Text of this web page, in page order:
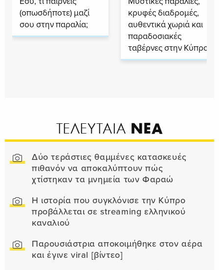
(οπωσδήποτε) μαζί
σου στην παραλία;
κρυφές διαδρομές,
αυθεντικά χωριά και
παραδοσιακές
ταβέρνες στην Κύπρο
ΤΕΛΕΥΤΑΙΑ ΝΕΑ
Δύο τεράστιες θαμμένες κατασκευές
πιθανόν να αποκαλύπτουν πώς
χτίστηκαν τα μνημεία των Φαραώ
Η ιστορία που συγκλόνισε την Κύπρο
προβάλλεται σε streaming ελληνικού
καναλιού
Παρουσιάστρια αποκοιμήθηκε στον αέρα
και έγινε viral [βίντεο]